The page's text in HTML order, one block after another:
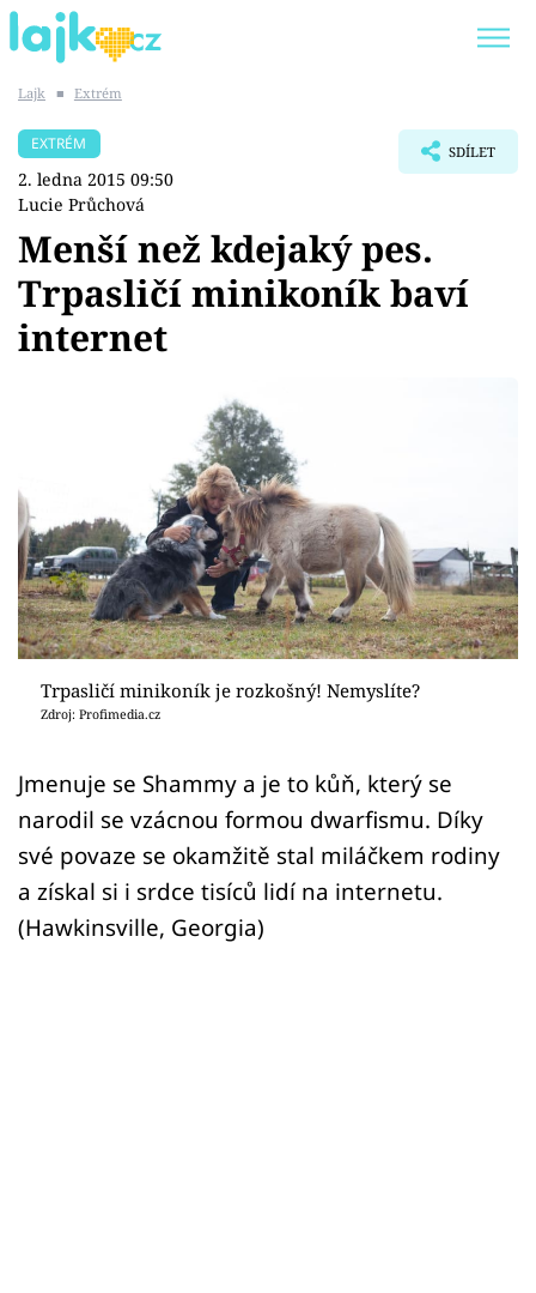
SHOPAHOLICADEL
Témata
Showbyznys
Sex a vztahy
Videa
Sledujte prima+
Přihlášení
Sledujte nás
Lajk ■ Extrém
EXTRÉM
2. ledna 2015 09:50
Lucie Průchová
SDÍLET
Menší než kdejaký pes.
Trpasličí minikoník baví
internet
Trpasličí minikoník je rozkošný! Nemyslíte?
Zdroj: Profimedia.cz
Jmenuje se Shammy a je to kůň, který se
narodil se vzácnou formou dwarfismu. Díky
své povaze se okamžitě stal miláčkem rodiny
a získal si i srdce tisíců lidí na internetu.
(Hawkinsville, Georgia)